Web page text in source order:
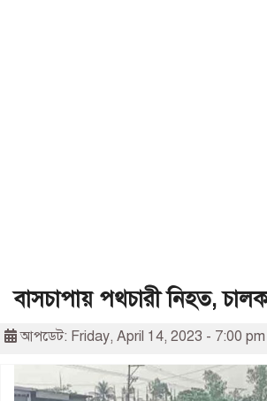
বাসচাপায় পথচারী নিহত,
আপডেট: Friday, April 14, 2023 - 7:00 pm